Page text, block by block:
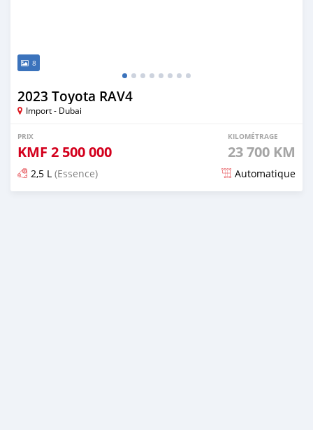
8
2023 Toyota RAV4
Import - Dubai
PRIX
KMF 2 500 000
KILOMÉTRAGE
23 700 KM
2,5 L (Essence) Automatique